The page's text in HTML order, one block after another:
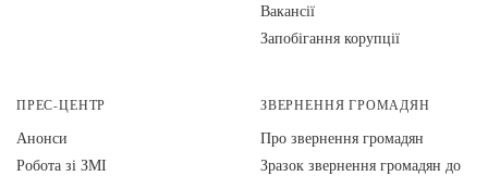
Вакансії
Запобігання корупції
ПРЕС-ЦЕНТР
Анонси
Робота зі ЗМІ
ЗВЕРНЕННЯ ГРОМАДЯН
Про звернення громадян
Зразок звернення громадян до